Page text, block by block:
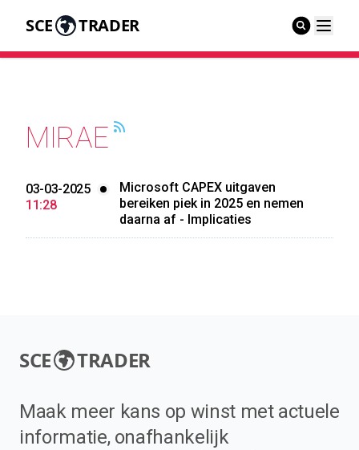
SCE TRADER
MIRAE
03-03-2025
11:28
Microsoft CAPEX uitgaven
bereiken piek in 2025 en nemen
daarna af - Implicaties
SCE TRADER
Maak meer kans op winst met actuele
informatie, onafhankelijk